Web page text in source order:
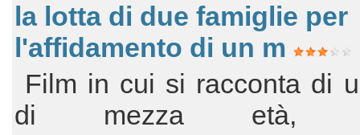
la lotta di due famiglie per
l'affidamento di un m
Film in cui si racconta di
di mezza età,